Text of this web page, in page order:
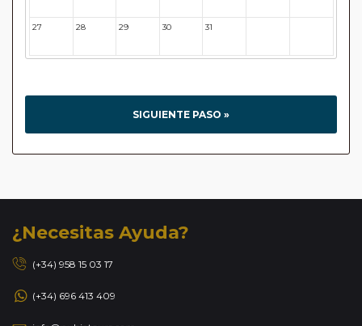
27 28 29 30 31
SIGUIENTE PASO »
¿Necesitas Ayuda?
(+34) 958 15 03 17
(+34) 696 413 409